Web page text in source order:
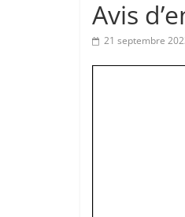
Avis
21 septembre